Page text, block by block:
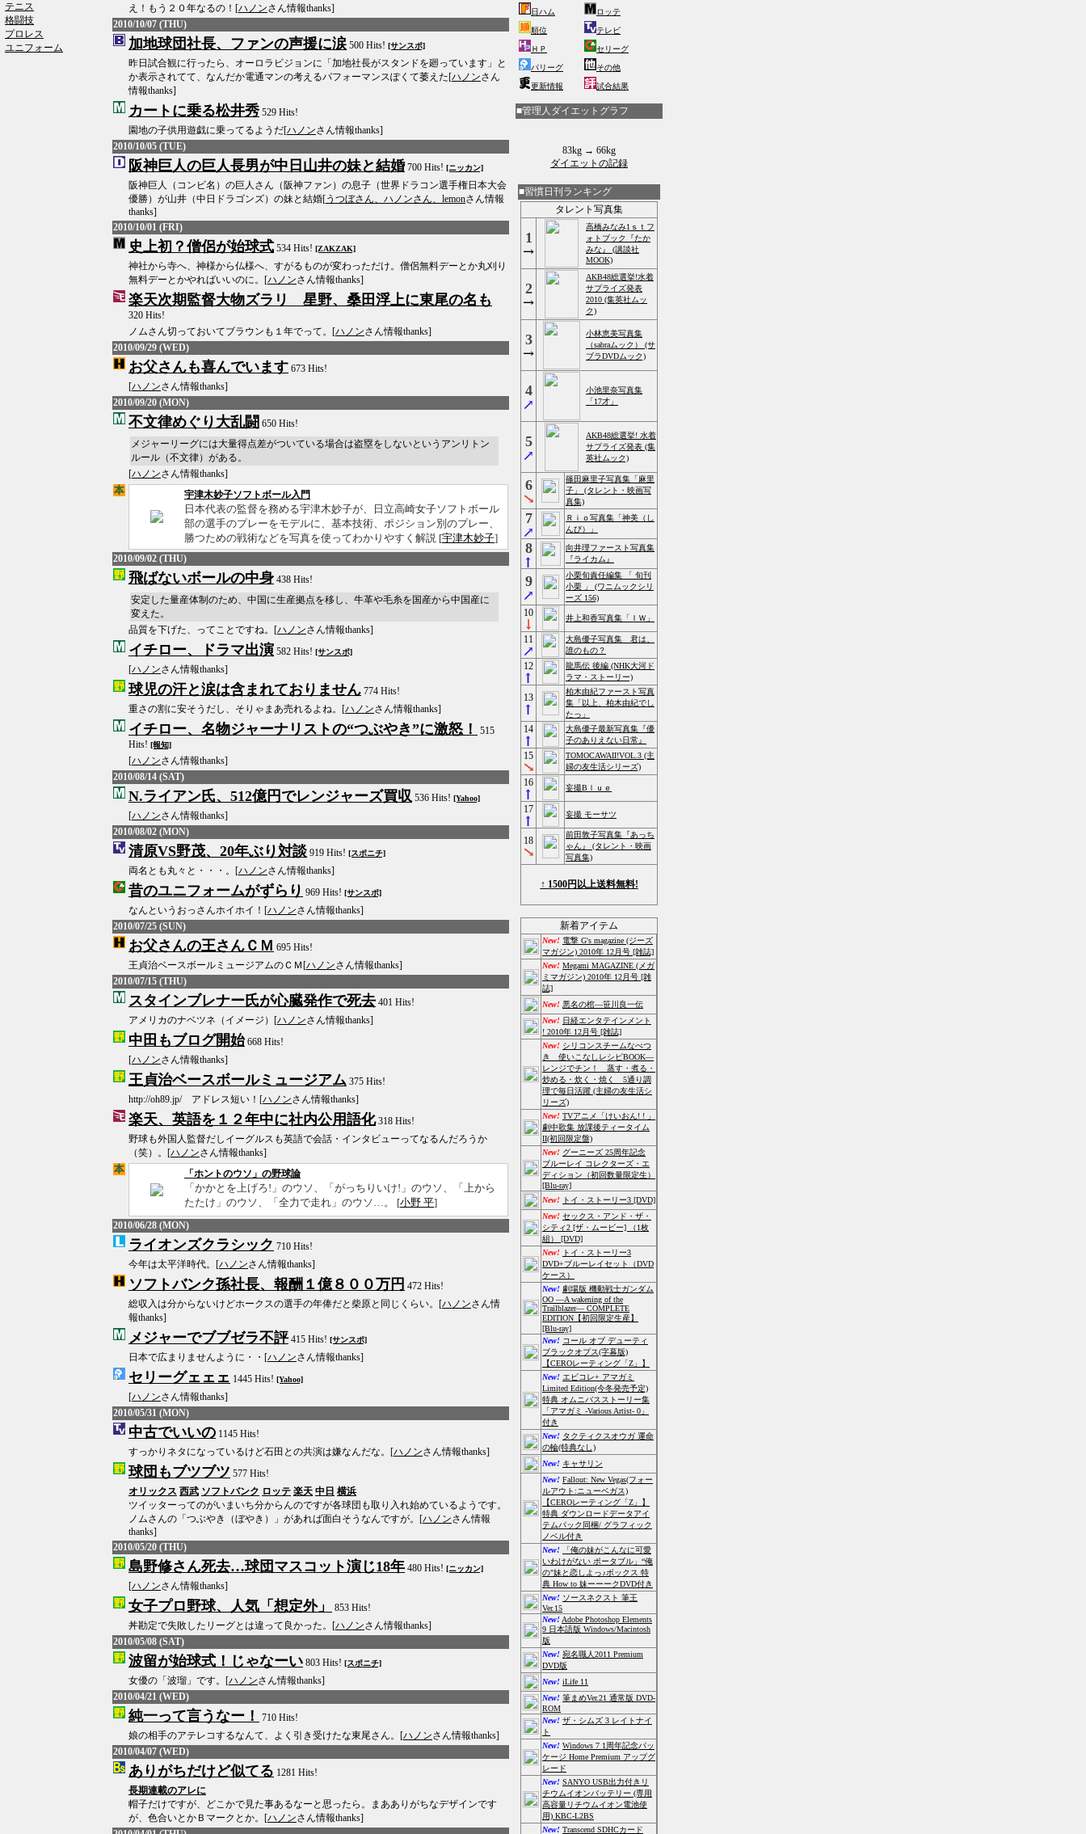
テニス
格闘技
プロレス
ユニフォーム
え！もう２０年なるの！[ハノンさん情報thanks]
2010/10/07 (THU)
加地球団社長、ファンの声援に涙 500 Hits! [サンスポ]
昨日試合観に行ったら、オーロラビジョンに「加地社長がスタンドを廻っています」と
か表示されてて、なんだか電通マンの考えるパフォーマンスぽくて萎えた[ハノンさん
情報thanks]
カートに乗る松井秀 529 Hits!
園地の子供用遊戯に乗ってるようだ[ハノンさん情報thanks]
2010/10/05 (TUE)
阪神巨人の巨人長男が中日山井の妹と結婚 700 Hits! [ニッカン]
阪神巨人（コンビ名）の巨人さん（阪神ファン）の息子（世界ドラコン選手権日本大会
優勝）が山井（中日ドラゴンズ）の妹と結婚[うつぼさん、ハノンさん、lemonさん情報
thanks]
2010/10/01 (FRI)
史上初？僧侶が始球式 534 Hits! [ZAKZAK]
神社から寺へ、神様から仏様へ、すがるものが変わっただけ。僧侶無料デーとか丸刈り
無料デーとかやればいいのに。[ハノンさん情報thanks]
楽天次期監督大物ズラリ 星野、桑田浮上に東尾の名も
320 Hits!
ノムさん切っておいてブラウンも１年でって。[ハノンさん情報thanks]
2010/09/29 (WED)
お父さんも喜んでいます 673 Hits!
[ハノンさん情報thanks]
2010/09/20 (MON)
不文律めぐり大乱闘 650 Hits!
メジャーリーグには大量得点差がついている場合は盗塁をしないというアンリトン
ルール（不文律）がある。
[ハノンさん情報thanks]
宇津木妙子ソフトボール入門
日本代表の監督を務める宇津木妙子が、日立高崎女子ソフトボール
部の選手のプレーをモデルに、基本技術、ポジション別のプレー、
勝つための戦術などを写真を使ってわかりやすく解説 [宇津木妙子]
2010/09/02 (THU)
飛ばないボールの中身 438 Hits!
安定した量産体制のため、中国に生産拠点を移し、牛革や毛糸を国産から中国産に
変えた。
品質を下げた、ってことですね。[ハノンさん情報thanks]
イチロー、ドラマ出演 582 Hits! [サンスポ]
[ハノンさん情報thanks]
球児の汗と涙は含まれておりません 774 Hits!
重さの割に安そうだし、そりゃまあ売れるよね。[ハノンさん情報thanks]
イチロー、名物ジャーナリストの“つぶやき”に激怒！
515
Hits! [報知]
[ハノンさん情報thanks]
2010/08/14 (SAT)
N.ライアン氏、512億円でレンジャーズ買収 536 Hits! [Yahoo]
[ハノンさん情報thanks]
2010/08/02 (MON)
清原VS野茂、20年ぶり対談 919 Hits! [スポニチ]
両名とも丸々と・・・。[ハノンさん情報thanks]
昔のユニフォームがずらり 969 Hits! [サンスポ]
なんというおっさんホイホイ！[ハノンさん情報thanks]
2010/07/25 (SUN)
お父さんの王さんＣＭ 695 Hits!
王貞治ベースボールミュージアムのＣＭ[ハノンさん情報thanks]
2010/07/15 (THU)
スタインブレナー氏が心臓発作で死去 401 Hits!
アメリカのナベツネ（イメージ）[ハノンさん情報thanks]
中田もブログ開始668 Hits!
[ハノンさん情報thanks]
王貞治ベースボールミュージアム 375 Hits!
http://oh89.jp/ アドレス短い！[ハノンさん情報thanks]
楽天、英語を１２年中に社内公用語化318 Hits!
野球も外国人監督だしイーグルスも英語で会話・インタビューってなるんだろうか
（笑）。[ハノンさん情報thanks]
「ホントのウソ」の野球論
「かかとを上げろ!」のウソ、「がっちりいけ!」のウソ、「上から
たたけ」のウソ、「全力で走れ」のウソ…。 [小野 平]
2010/06/28 (MON)
ライオンズクラシック 710 Hits!
今年は太平洋時代。[ハノンさん情報thanks]
ソフトバンク孫社長、報酬１億８００万円 472 Hits!
総収入は分からないけどホークスの選手の年俸だと柴原と同じくらい。[ハノンさん情
報thanks]
メジャーでブブゼラ不評415 Hits! [サンスポ]
日本で広まりませんように・・[ハノンさん情報thanks]
セリーグェェェ 1445 Hits! [Yahoo]
[ハノンさん情報thanks]
2010/05/31 (MON)
中古でいいの 1145 Hits!
すっかりネタになっているけど石田との共演は嫌なんだな。[ハノンさん情報thanks]
球団もブツブツ 577 Hits!
オリックス 西武 ソフトバンク ロッテ 楽天 中日 横浜
ツイッターってのがいまいち分からんのですが各球団も取り入れ始めているようです。
ノムさんの「つぶやき（ぼやき）」があれば面白そうなんですが。[ハノンさん情報
thanks]
2010/05/20 (THU)
島野修さん死去…球団マスコット演じ18年 480 Hits! [ニッカン]
[ハノンさん情報thanks]
女子プロ野球、人気「想定外」
853 Hits!
丼勘定で失敗したリーグとは違って良かった。[ハノンさん情報thanks]
2010/05/08 (SAT)
波留が始球式！じゃなーい 803 Hits! [スポニチ]
女優の「波瑠」です。[ハノンさん情報thanks]
2010/04/21 (WED)
純一って言うなー！
710 Hits!
娘の相手のアテレコするなんて、よく引き受けたな東尾さん。[ハノンさん情報thanks]
2010/04/07 (WED)
ありがちだけど似てる 1281 Hits!
長期連載のアレに
帽子だけですが、どこかで見た事あるなーと思ったら。まあありがちなデザインです
が、色合いとかＢマークとか。[ハノンさん情報thanks]
日ハム ロッテ
順位 テレビ
ＨＰ セリーグ
パリーグ その他
更新情報 試合結果
■管理人ダイエットグラフ
83kg → 66kg
ダイエットの記録
■習慣日刊ランキング
タレント写真集
1
高橋みなみ1ｓｔフ
ォトブック『たか
みな』 (講談社
MOOK)
2
AKB48総選挙!水着
サプライズ発表
2010 (集英社ムッ
ク)
3
小林恵美写真集
（sabraムック） (サ
ブラDVDムック)
4
小池里奈写真集
「17才」
5
AKB48総選挙! 水着
サプライズ発表 (集
英社ムック)
6
篠田麻里子写真集「麻里
子」 (タレント・映画写
真集)
7
Ｒｉｏ写真集「神美（し
んび）」
8
向井理ファースト写真集
『ライカム』
9
小栗旬責任編集 「 旬刊
小栗 」 (ワニムックシリ
ーズ 156)
10 井上和香写真集「ＩＷ」
11
大島優子写真集 君は、
誰のもの？
12
龍馬伝 後編 (NHK大河ド
ラマ・ストーリー)
13
柏木由紀ファースト写真
集「以上、柏木由紀でし
たっ」
14
大島優子最新写真集『優
子のありえない日常』
15
TOMOCAWAII!VOL.3 (主
婦の友生活シリーズ)
16 妄撮Bｌｕｅ
17 妄撮 モーサツ
18
前田敦子写真集『あっち
ゃん』 (タレント・映画
写真集)
↑ 1500円以上送料無料!
新着アイテム
New! 電撃 G's magazine (ジーズ
マガジン) 2010年 12月号 [雑誌]
New! Megami MAGAZINE (メガ
ミマガジン) 2010年 12月号 [雑
誌]
New! 悪名の棺―笹川良一伝
New! 日経エンタテインメント
! 2010年 12月号 [雑誌]
New! シリコンスチームなべつ
き 使いこなしレシピBOOK―
レンジでチン！ 蒸す・煮る・
炒める・炊く・焼く 5通り調
理で毎日活躍 (主婦の友生活シ
リーズ)
New! TVアニメ「けいおん! ! 」
劇中歌集 放課後ティータイム
II(初回限定盤)
New! グーニーズ 25周年記念
ブルーレイ コレクターズ・エ
ディション（初回数量限定生）
[Blu-ray]
New! トイ・ストーリー3 [DVD]
New! セックス・アンド・ザ・
シティ2 [ザ・ムービー] （1枚
組） [DVD]
New! トイ・ストーリー3
DVD+ブルーレイセット（DVD
ケース）
New! 劇場版 機動戦士ガンダム
OO ―A wakening of the
Trailblazer― COMPLETE
EDITION【初回限定生産】
[Blu-ray]
New! コール オブ デューティ
ブラックオプス(字幕版)
【CEROレーティング「Z」】
New! エビコレ+ アマガミ
Limited Edition(今冬発売予定)
特典 オムニバスストーリー集
「アマガミ -Various Artist- 0」
付き
New! タクティクスオウガ 運命
の輪(特典なし)
New! キャサリン
New! Fallout: New Vegas(フォー
ルアウト:ニューベガス)
【CEROレーティング「Z」】
特典 ダウンロードデータアイ
テムパック同梱/ グラフィック
ノベル付き
New!
「俺の妹がこんなに可愛
いわけがない ポータブル」“俺
の"妹と恋しよっ♪ボックス 特
典 How to 妹ーーークDVD付き
New! ソースネクスト 筆王
Ver.15
New! Adobe Photoshop Elements
9 日本語版 Windows/Macintosh
版
New! 宛名職人2011 Premium
DVD版
New! iLife 11
New! 筆まめVer.21 通常版 DVD-
ROM
New! ザ・シムズ 3 レイトナイ
ト
New! Windows 7 1周年記念パッ
ケージ Home Premium アップグ
レード
New! SANYO USB出力付きリ
チウムイオンバッテリー (専用
高容量リチウムイオン電池使
用) KBC-L2BS
New! Transcend SDHCカード